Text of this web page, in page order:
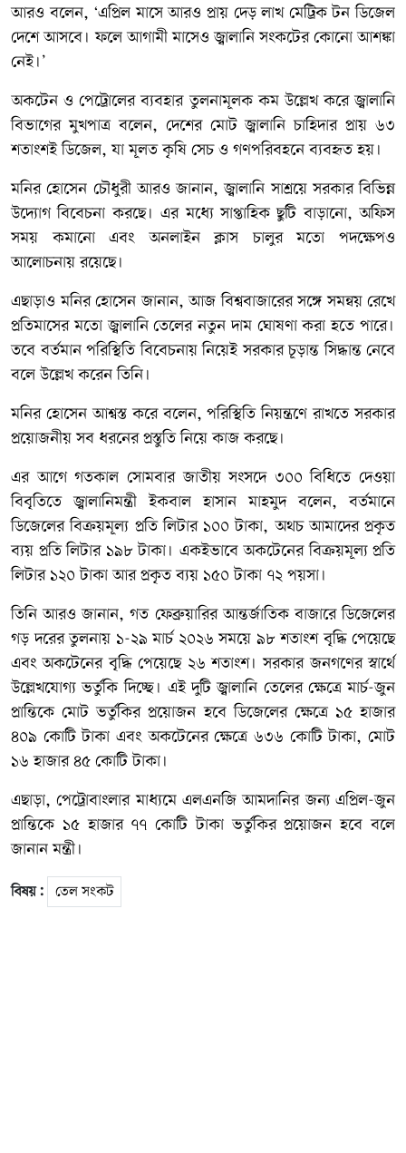
আরও বলেন, ‘এপ্রিল মাসে আরও প্রায় দেড় লাখ মেট্রিক টন ডিজেল
দেশে আসবে। ফলে আগামী মাসেও জ্বালানি সংকটের কোনো আশঙ্কা
নেই।’
অকটেন ও পেট্রোলের ব্যবহার তুলনামূলক কম উল্লেখ করে জ্বালানি
বিভাগের মুখপাত্র বলেন, দেশের মোট জ্বালানি চাহিদার প্রায় ৬৩
শতাংশই ডিজেল, যা মূলত কৃষি সেচ ও গণপরিবহনে ব্যবহৃত হয়।
মনির হোসেন চৌধুরী আরও জানান, জ্বালানি সাশ্রয়ে সরকার বিভিন্ন
উদ্যোগ বিবেচনা করছে। এর মধ্যে সাপ্তাহিক ছুটি বাড়ানো, অফিস
সময় কমানো এবং অনলাইন ক্লাস চালুর মতো পদক্ষেপও
আলোচনায় রয়েছে।
এছাড়াও মনির হোসেন জানান, আজ বিশ্ববাজারের সঙ্গে সমন্বয় রেখে
প্রতিমাসের মতো জ্বালানি তেলের নতুন দাম ঘোষণা করা হতে পারে।
তবে বর্তমান পরিস্থিতি বিবেচনায় নিয়েই সরকার চূড়ান্ত সিদ্ধান্ত নেবে
বলে উল্লেখ করেন তিনি।
মনির হোসেন আশ্বস্ত করে বলেন, পরিস্থিতি নিয়ন্ত্রণে রাখতে সরকার
প্রয়োজনীয় সব ধরনের প্রস্তুতি নিয়ে কাজ করছে।
এর আগে গতকাল সোমবার জাতীয় সংসদে ৩০০ বিধিতে দেওয়া
বিবৃতিতে জ্বালানিমন্ত্রী ইকবাল হাসান মাহমুদ বলেন, বর্তমানে
ডিজেলের বিক্রয়মূল্য প্রতি লিটার ১০০ টাকা, অথচ আমাদের প্রকৃত
ব্যয় প্রতি লিটার ১৯৮ টাকা। একইভাবে অকটেনের বিক্রয়মূল্য প্রতি
লিটার ১২০ টাকা আর প্রকৃত ব্যয় ১৫০ টাকা ৭২ পয়সা।
তিনি আরও জানান, গত ফেব্রুয়ারির আন্তর্জাতিক বাজারে ডিজেলের
গড় দরের তুলনায় ১-২৯ মার্চ ২০২৬ সময়ে ৯৮ শতাংশ বৃদ্ধি পেয়েছে
এবং অকটেনের বৃদ্ধি পেয়েছে ২৬ শতাংশ। সরকার জনগণের স্বার্থে
উল্লেখযোগ্য ভর্তুকি দিচ্ছে। এই দুটি জ্বালানি তেলের ক্ষেত্রে মার্চ-জুন
প্রান্তিকে মোট ভর্তুকির প্রয়োজন হবে ডিজেলের ক্ষেত্রে ১৫ হাজার
৪০৯ কোটি টাকা এবং অকটেনের ক্ষেত্রে ৬৩৬ কোটি টাকা, মোট
১৬ হাজার ৪৫ কোটি টাকা।
এছাড়া, পেট্রোবাংলার মাধ্যমে এলএনজি আমদানির জন্য এপ্রিল-জুন
প্রান্তিকে ১৫ হাজার ৭৭ কোটি টাকা ভর্তুকির প্রয়োজন হবে বলে
জানান মন্ত্রী।
বিষয় : তেল সংকট